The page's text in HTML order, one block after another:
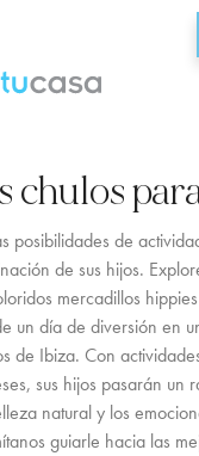
chulos
posibilidades de
de sus hijos.
mercadillos
un día de diversión en
de Ibiza. Con
sus hijos pasarán un
natural y los
guiarle hacia las